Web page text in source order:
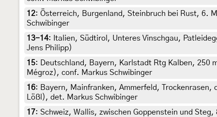
12: Österreich, Burgenland, Steinbruch bei Rust, 6.
Schwibinger
13-14:
Italien, Südtirol, Unteres Vinschgau,
Jens Philipp)
15:
Deutschland, Bayern, Karlstadt Rtg Kalben,
Mégroz), conf. Markus Schwibinger
16: Bayern, Mainfranken, Ammerfeld,
Lößl), det. Markus Schwibinger
17: Schweiz, Wallis, zwischen Goppenstein und